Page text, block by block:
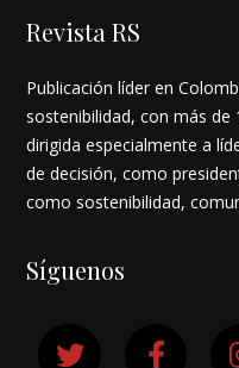
Revista RS
Publicación líder en
sostenibilidad, con más de
dirigida especialmente a
de decisión, como
como sostenibilidad,
Síguenos